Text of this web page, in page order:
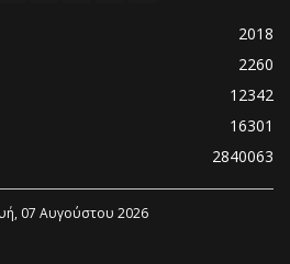
2018
2260
12342
16301
2840063
07 Αυγούστου 2026